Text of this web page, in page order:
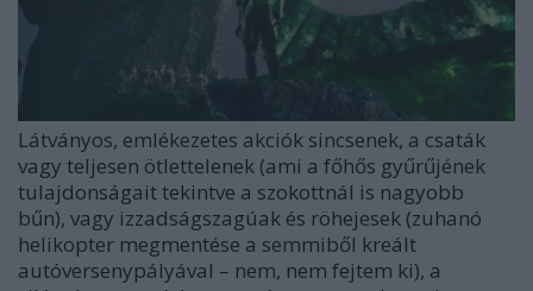
Látványos, emlékezetes akciók sincsenek, a csaták
vagy teljesen ötlettelenek (ami a főhős gyűrűjének
tulajdonságait tekintve a szokottnál is nagyobb
bűn), vagy izzadságszagúak és röhejesek (zuhanó
helikopter megmentése a semmiből kreált
autóversenypályával – nem, nem fejtem ki), a